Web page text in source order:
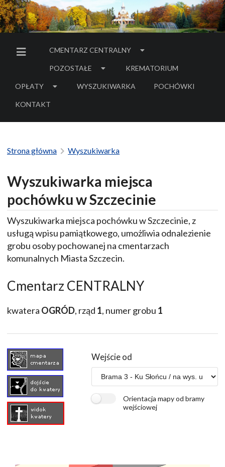
MENU BOCZNE
CMENTARZ CENTRALNY
POZOSTAŁE KREMATORIUM
OPŁATY WYSZUKIWARKA POCHÓWKI
- LINK DO SERWISU
KONTAKT
Strona główna Wyszukiwarka
Wyszukiwarka miejsca
pochówku w Szczecinie
Wyszukiwarka miejsca pochówku w Szczecinie, z
usługą wpisu pamiątkowego, umożliwia odnalezienie
grobu osoby pochowanej na cmentarzach
komunalnych Miasta Szczecin.
Cmentarz CENTRALNY
kwatera OGRÓD, rząd 1, numer grobu 1
Wejście od
Orientacja mapy od bramy
wejściowej